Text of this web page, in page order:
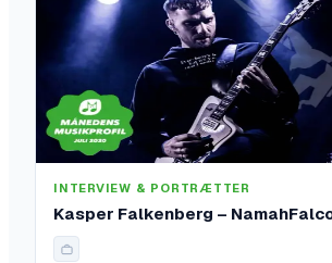
INTERVIEW & PORTRÆTTER
Kasper Falkenberg –